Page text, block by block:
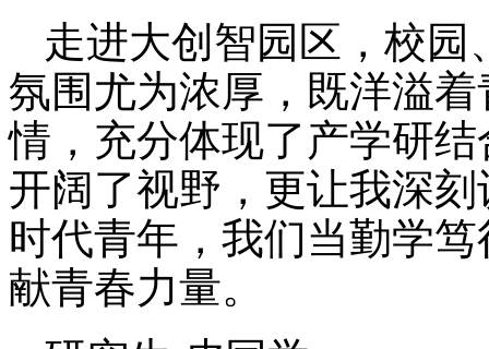
走进大创智园区，校
氛围尤为浓厚，既洋溢
情，充分体现了产学研
开阔了视野，更让我深
时代青年，我们当勤学
献青春力量。